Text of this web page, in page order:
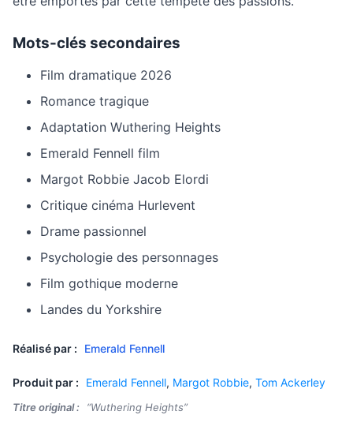
Mots-clés secondaires
Film dramatique 2026
Romance tragique
Adaptation Wuthering Heights
Emerald Fennell film
Margot Robbie Jacob Elordi
Critique cinéma Hurlevent
Drame passionnel
Psychologie des personnages
Film gothique moderne
Landes du Yorkshire
Réalisé par : Emerald Fennell
Produit par : Emerald Fennell, Margot Robbie, Tom Ackerley
Titre original : “Wuthering Heights”